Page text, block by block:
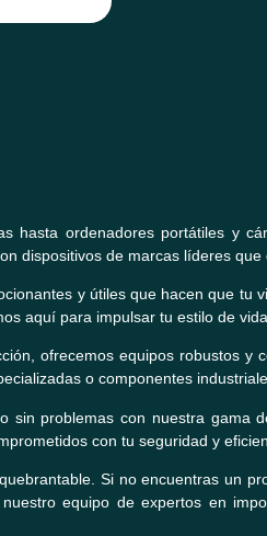
hasta ordenadores portátiles y
dispositivos de marcas líderes que
y útiles que hacen que tu
aquí para impulsar tu estilo de
ofrecemos equipos robustos
o componentes
sin problemas con nuestra gama
con tu seguridad y
Si no encuentras un
equipo de expertos en